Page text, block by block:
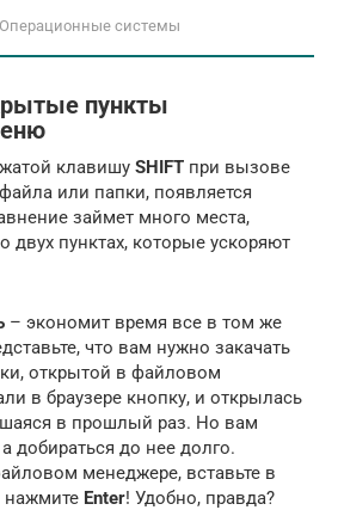
Операционные системы
пункты
клавишу SHIFT при вызове
или папки, появляется
займет много места,
двух пунктах, которые ускоряют
– экономит время все в том же
что вам нужно закачать
открытой в файловом
в браузере кнопку, и открылась
в прошлый раз. Но вам
добираться до нее долго.
менеджере, вставьте в
нажмите Enter! Удобно, правда?